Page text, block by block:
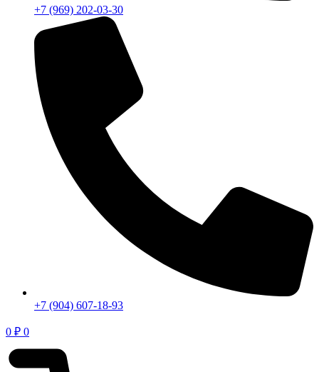
+7 (969) 202-03-30
+7 (904) 607-18-93
0 ₽ 0